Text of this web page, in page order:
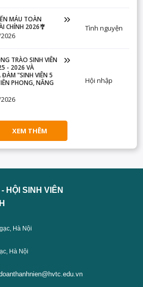
MÁU TOÀN
CHÍNH 2026🎐
Tình nguyện
TRÀO SINH VIÊN
- 2026 VÀ
"SINH VIÊN 5
PHONG, NÂNG
Hội nhập
XEM THÊM
HỘI SINH VIÊN
Hà Nội
Hà Nội